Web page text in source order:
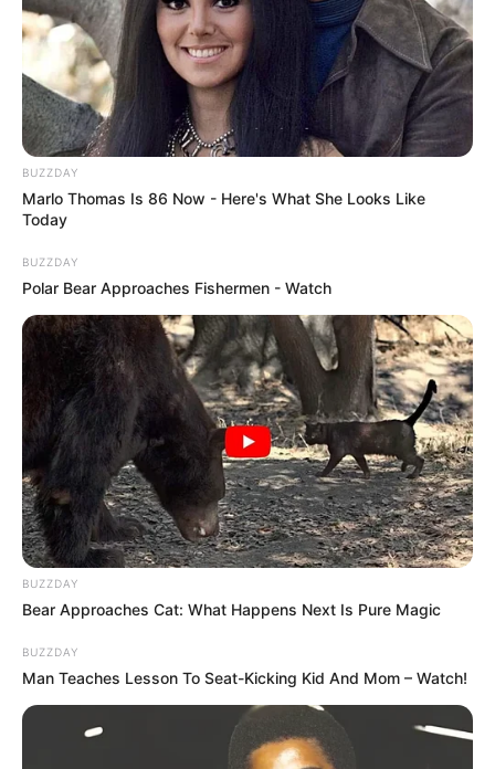
BUZZDAY
Marlo Thomas Is 86 Now - Here's What She Looks Like
Today
BUZZDAY
Polar Bear Approaches Fishermen - Watch
BUZZDAY
Bear Approaches Cat: What Happens Next Is Pure Magic
BUZZDAY
Man Teaches Lesson To Seat-Kicking Kid And Mom – Watch!